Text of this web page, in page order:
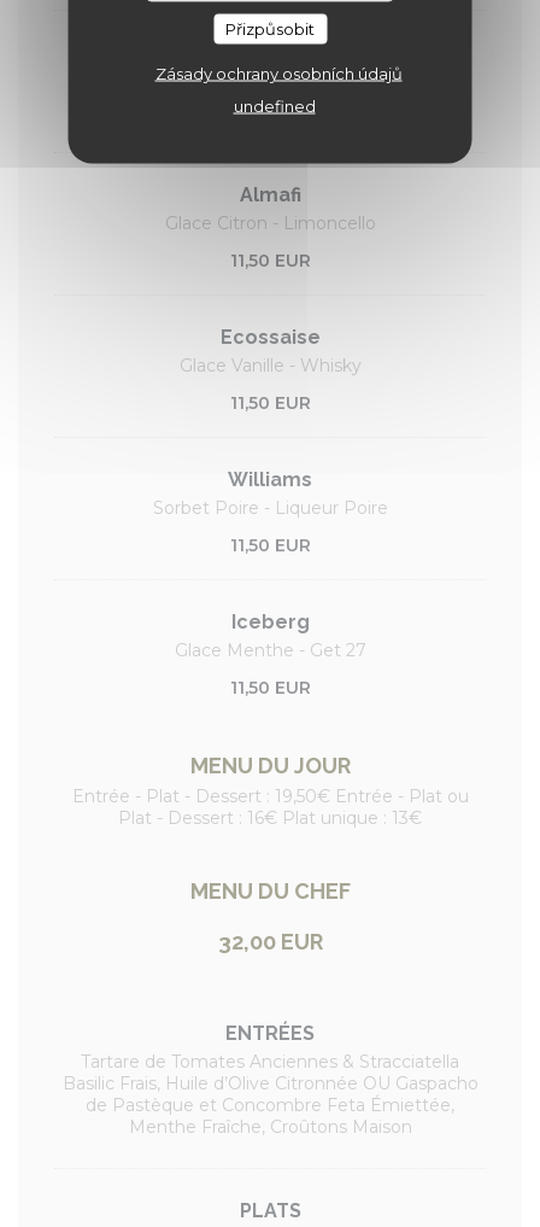
Přizpůsobit
Zásady ochrany osobních údajů
undefined
Colonel
Glace Citron - Vodka
11,50 EUR
Almafi
Glace Citron - Limoncello
11,50 EUR
Ecossaise
Glace Vanille - Whisky
11,50 EUR
Williams
Sorbet Poire - Liqueur Poire
11,50 EUR
Iceberg
Glace Menthe - Get 27
11,50 EUR
MENU DU JOUR
Entrée - Plat - Dessert : 19,50€ Entrée - Plat ou
Plat - Dessert : 16€ Plat unique : 13€
MENU DU CHEF
32,00 EUR
ENTRÉES
Tartare de Tomates Anciennes & Stracciatella
Basilic Frais, Huile d’Olive Citronnée OU Gaspacho
de Pastèque et Concombre Feta Émiettée,
Menthe Fraîche, Croûtons Maison
PLATS